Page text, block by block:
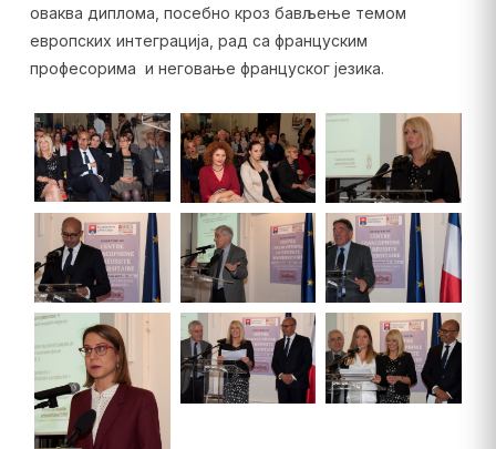
оваква диплома, посебно кроз бављење темом
европских интеграција, рад са француским
професорима и неговање француског језика.